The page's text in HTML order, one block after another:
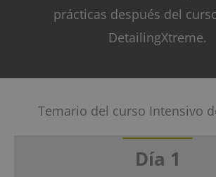
prácticas después del
DetailingXtreme.
Temario del curso Intensivo
Día 1